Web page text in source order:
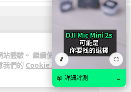
體驗。 繼續使用
我們的 Cookie 政
🎵 ⛶
📖 詳細評測 →